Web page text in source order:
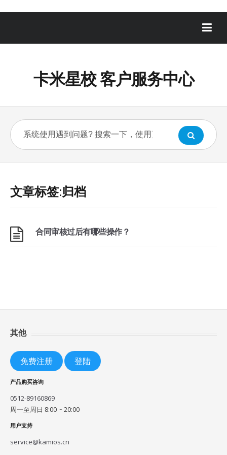
卡米星校 客户服务中心
文章标签:归档
合同审核过后有哪些操作？
其他
免费注册 登陆
产品购买咨询
0512-89160869
周一至周日 8:00 ~ 20:00
用户支持
service@kamios.cn